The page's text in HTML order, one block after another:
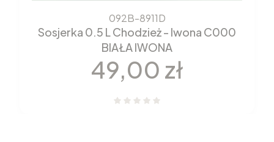
092B-8911D
Sosjerka 0.5 L Chodzież - Iwona C000
BIAŁA IWONA
Cena
49,00 zł